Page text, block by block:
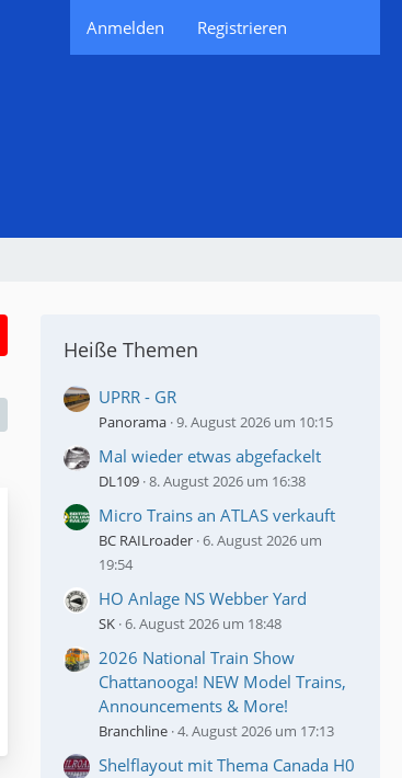
Anmelden Registrieren
Heiße Themen
UPRR - GR
Panorama 9. August 2026 um 10:15
Mal wieder etwas abgefackelt
DL109 8. August 2026 um 16:38
Micro Trains an ATLAS verkauft
BC RAILroader 6. August 2026 um
19:54
HO Anlage NS Webber Yard
SK 6. August 2026 um 18:48
2026 National Train Show
Chattanooga! NEW Model Trains,
Announcements & More!
Branchline 4. August 2026 um 17:13
Shelflayout mit Thema Canada H0